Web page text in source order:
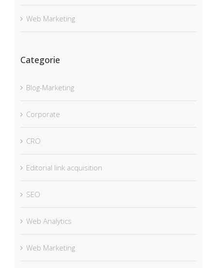
Web Marketing
Categorie
Blog-Marketing
Corporate
CRO
Editorial link acquisition
SEO
Web Analytics
Web Marketing